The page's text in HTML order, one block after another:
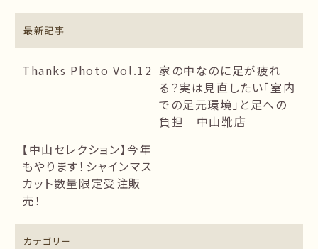
最新記事
Thanks Photo Vol.12 家の中なのに足が疲れ
る？実は見直したい「室内
での足元環境」と足への
負担｜中山靴店
【中山セレクション】今年
もやります！シャインマス
カット数量限定受注販
売！
カテゴリー